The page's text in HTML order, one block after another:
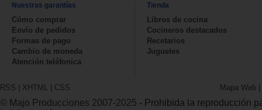
Nuestras garantías
Cómo comprar
Envío de pedidos
Formas de pago
Cambio de moneda
Atención teléfonica
Tienda
Libros de cocina
Cocineros destacados
Recetarios
Juguetes
RSS | XHTML | CSS Mapa Web |
© Majo Producciones 2007-2025 - Prohibida la reproducción